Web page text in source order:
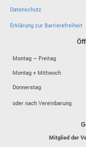
Datenschutz
Erklärung zur Barrierefreiheit
Montag – Freitag
Montag + Mittwoch
Donnerstag
oder nach Vereinbarung
Mitglied der